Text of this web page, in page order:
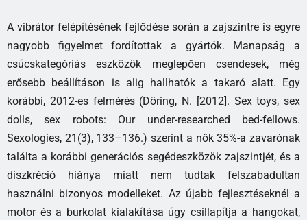
A vibrátor felépítésének fejlődése során a zajszintre is egyre
nagyobb figyelmet fordítottak a gyártók. Manapság a
csúcskategóriás eszközök meglepően csendesek, még
erősebb beállításon is alig hallhatók a takaró alatt. Egy
korábbi, 2012-es felmérés (Döring, N. [2012]. Sex toys, sex
dolls, sex robots: Our under-researched bed-fellows.
Sexologies, 21(3), 133–136.) szerint a nők 35%-a zavarónak
találta a korábbi generációs segédeszközök zajszintjét, és a
diszkréció hiánya miatt nem tudtak felszabadultan
használni bizonyos modelleket. Az újabb fejlesztéseknél a
motor és a burkolat kialakítása úgy csillapítja a hangokat,